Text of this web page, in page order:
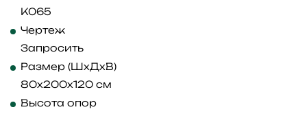
K065
Чертеж
Запросить
Размер (ШхДхВ)
80x200x120 см
Высота опор